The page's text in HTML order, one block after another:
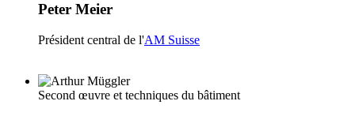
Peter Meier
Président central de l'AM Suisse
Second œuvre et techniques du bâtiment